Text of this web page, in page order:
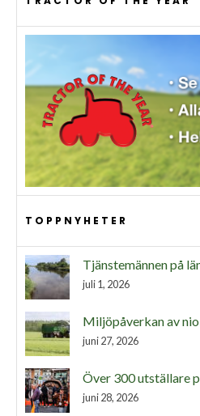
TOPPNYHETER
Tjänstemännen på
juli 1, 2026
Miljöpåverkan av
juni 27, 2026
Över 300 utställare
juni 28, 2026